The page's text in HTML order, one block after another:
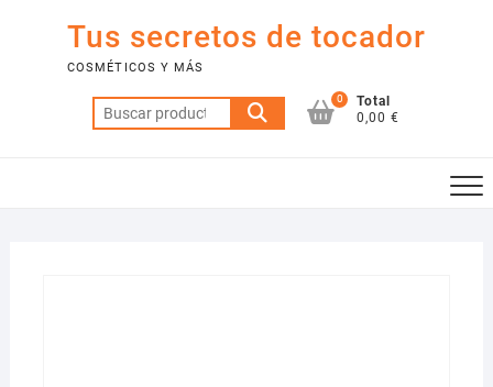
contenido
Tus secretos de tocador
COSMÉTICOS Y MÁS
Buscar
por:
0
Total
0,00 €